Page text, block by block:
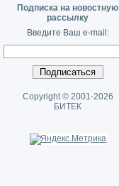
Подписка на новостную
рассылку
Введите Ваш e-mail:
Copyright © 2001-2026
БИТЕК